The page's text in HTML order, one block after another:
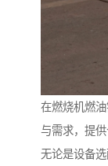
在燃烧机燃
与需求，提供
无论是设备